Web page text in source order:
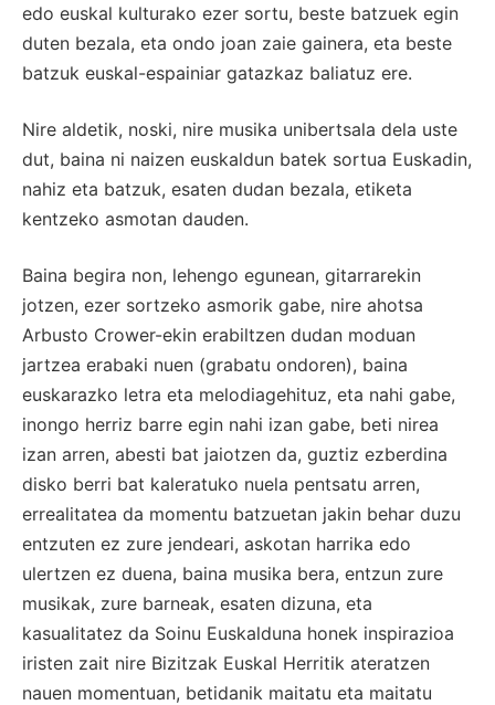
edo euskal kulturako ezer sortu, beste batzuek egin
duten bezala, eta ondo joan zaie gainera, eta beste
batzuk euskal-espainiar gatazkaz baliatuz ere.
Nire aldetik, noski, nire musika unibertsala dela uste
dut, baina ni naizen euskaldun batek sortua Euskadin,
nahiz eta batzuk, esaten dudan bezala, etiketa
kentzeko asmotan dauden.
Baina begira non, lehengo egunean, gitarrarekin
jotzen, ezer sortzeko asmorik gabe, nire ahotsa
Arbusto Crower-ekin erabiltzen dudan moduan
jartzea erabaki nuen (grabatu ondoren), baina
euskarazko letra eta melodiagehituz, eta nahi gabe,
inongo herriz barre egin nahi izan gabe, beti nirea
izan arren, abesti bat jaiotzen da, guztiz ezberdina
disko berri bat kaleratuko nuela pentsatu arren,
errealitatea da momentu batzuetan jakin behar duzu
entzuten ez zure jendeari, askotan harrika edo
ulertzen ez duena, baina musika bera, entzun zure
musikak, zure barneak, esaten dizuna, eta
kasualitatez da Soinu Euskalduna honek inspirazioa
iristen zait nire Bizitzak Euskal Herritik ateratzen
nauen momentuan, betidanik maitatu eta maitatu